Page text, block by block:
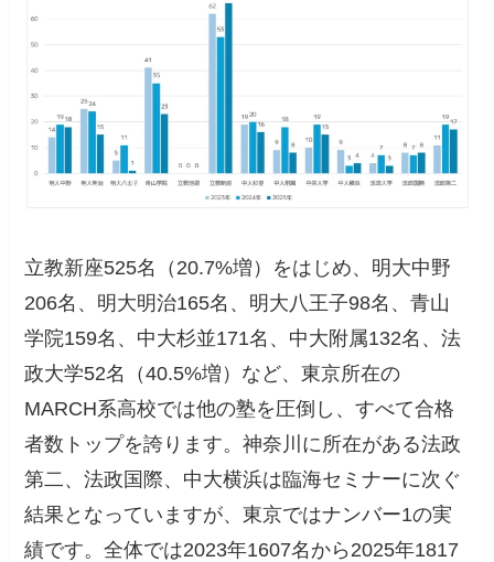
立教新座525名（20.7%増）をはじめ、明大中野
206名、明大明治165名、明大八王子98名、青山
学院159名、中大杉並171名、中大附属132名、法
政大学52名（40.5%増）など、東京所在の
MARCH系高校では他の塾を圧倒し、すべて合格
者数トップを誇ります。神奈川に所在がある法政
第二、法政国際、中大横浜は臨海セミナーに次ぐ
結果となっていますが、東京ではナンバー1の実
績です。全体では2023年1607名から2025年1817